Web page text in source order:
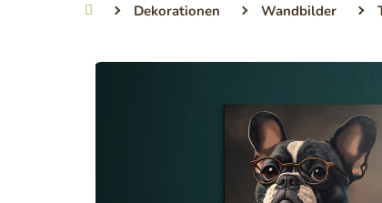
StartseiteDekorationen Wandbilder